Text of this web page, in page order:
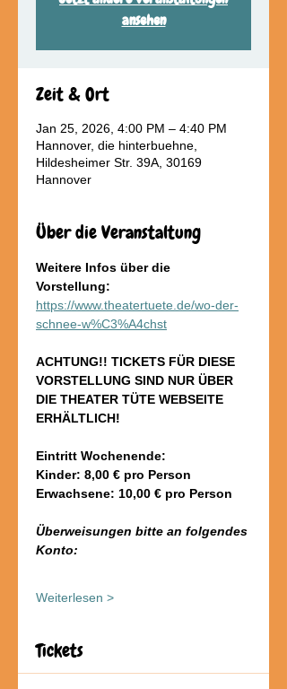
ansehen
Zeit & Ort
Jan 25, 2026, 4:00 PM – 4:40 PM
Hannover, die hinterbuehne,
Hildesheimer Str. 39A, 30169
Hannover
Über die Veranstaltung
Weitere Infos über die
Vorstellung:
https://www.theatertuete.de/wo-der-
schnee-w%C3%A4chst
ACHTUNG!! TICKETS FÜR DIESE
VORSTELLUNG SIND NUR ÜBER
DIE THEATER TÜTE WEBSEITE
ERHÄLTLICH!
Eintritt Wochenende:
Kinder: 8,00 € pro Person
Erwachsene: 10,00 € pro Person
Überweisungen bitte an folgendes
Konto:
Weiterlesen >
Tickets